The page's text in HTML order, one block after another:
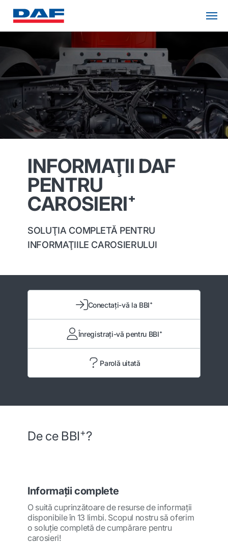
INFORMAŢII DAF
PENTRU
CAROSIERI⁺
SOLUŢIA COMPLETĂ PENTRU
INFORMAŢIILE CAROSIERULUI
Conectaţi-vă la BBI⁺
Înregistraţi-vă pentru BBI⁺
Parolă uitată
De ce BBI+?
Informaţii complete
O suită cuprinzătoare de resurse de informaţii
disponibile în 13 limbi. Scopul nostru să oferim
o soluţie completă de cumpărare pentru
carosieri!